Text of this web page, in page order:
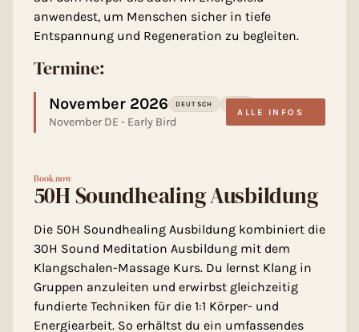
anwendest, um Menschen sicher in tiefe
Entspannung und Regeneration zu begleiten.
Termine:
November 2026 DEUTSCH
November DE - Early Bird
ALLE INFOS
Book now
50H Soundhealing Ausbildung
Die 50H Soundhealing Ausbildung kombiniert die
30H Sound Meditation Ausbildung mit dem
Klangschalen-Massage Kurs. Du lernst Klang in
Gruppen anzuleiten und erwirbst gleichzeitig
fundierte Techniken für die 1:1 Körper- und
Energiearbeit. So erhältst du ein umfassendes